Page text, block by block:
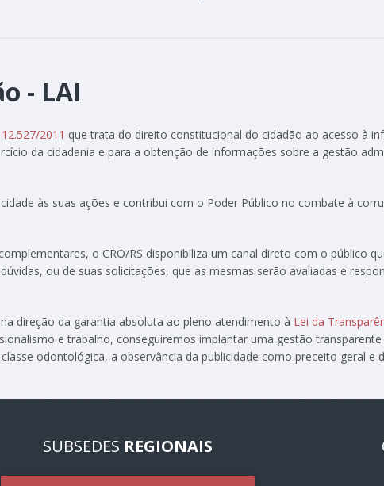
- LAI
2011 que trata do direito constitucional do cidadão ao acesso à
da cidadania e para a obtenção de informações sobre a gestão
às suas ações e contribui com o Poder Público no combate à
o CRO/RS disponibiliza um canal direto com o público
ou de suas solicitações, que as mesmas serão avaliadas e
direção da garantia absoluta ao pleno atendimento à Lei da
e trabalho, conseguiremos implantar uma gestão
odontológica, a observância da publicidade como preceito geral
SUBSEDES REGIONAIS